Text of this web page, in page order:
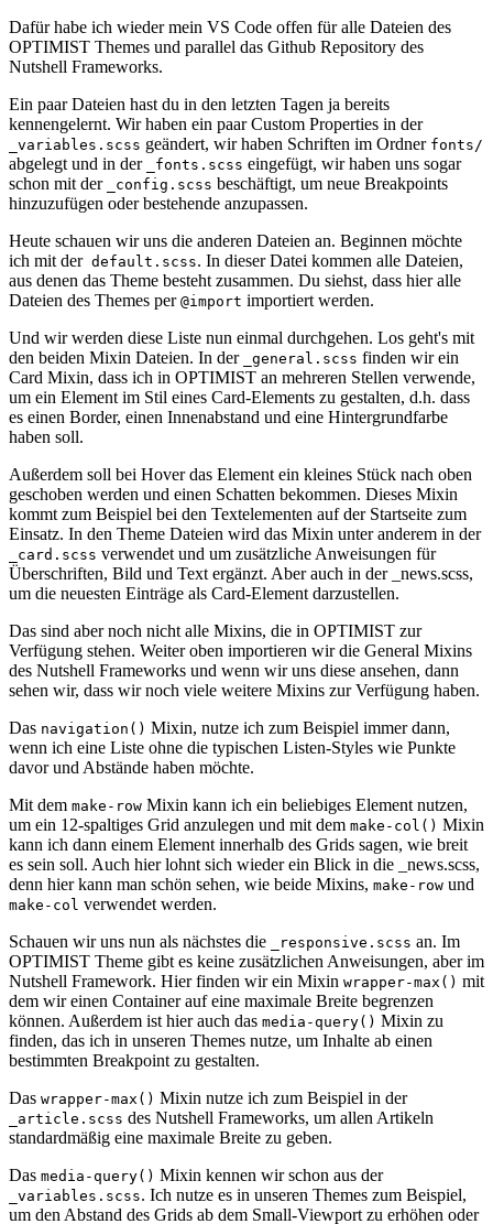
Dafür habe ich wieder mein VS Code offen für alle Dateien des
OPTIMIST Themes und parallel das Github Repository des
Nutshell Frameworks.
Ein paar Dateien hast du in den letzten Tagen ja bereits
kennengelernt. Wir haben ein paar Custom Properties in der
_variables.scss geändert, wir haben Schriften im Ordner fonts/
abgelegt und in der _fonts.scss eingefügt, wir haben uns sogar
schon mit der
_config.scss beschäftigt, um neue Breakpoints
hinzuzufügen oder bestehende anzupassen.
Heute schauen wir uns die anderen Dateien an. Beginnen möchte
ich mit derdefault.scss. In dieser Datei kommen alle Dateien,
aus denen das Theme besteht zusammen. Du siehst, dass hier alle
Dateien des Themes per @import importiert werden.
Und wir werden diese Liste nun einmal durchgehen. Los geht's mit
den beiden Mixin Dateien. In der
_general.scss finden wir ein
Card Mixin, dass ich in OPTIMIST an mehreren Stellen verwende,
um ein Element im Stil eines Card-Elements zu gestalten, d.h. dass
es einen Border, einen Innenabstand und eine Hintergrundfarbe
haben soll.
Außerdem soll bei Hover das Element ein kleines Stück nach oben
geschoben werden und einen Schatten bekommen. Dieses Mixin
kommt zum Beispiel bei den Textelementen auf der Startseite zum
Einsatz. In den Theme Dateien wird das Mixin unter anderem in der
_card.scss verwendet und um zusätzliche Anweisungen für
Überschriften, Bild und Text ergänzt. Aber auch in der _news.scss,
um die neuesten Einträge als Card-Element darzustellen.
Das sind aber noch nicht alle Mixins, die in OPTIMIST zur
Verfügung stehen. Weiter oben importieren wir die General Mixins
des Nutshell Frameworks und wenn wir uns diese ansehen, dann
sehen wir, dass wir noch viele weitere Mixins zur Verfügung haben.
Das navigation() Mixin, nutze ich zum Beispiel immer dann,
wenn ich eine Liste ohne die typischen Listen-Styles wie Punkte
davor und Abstände haben möchte.
Mit dem make-row Mixin kann ich ein beliebiges Element nutzen,
um ein 12-spaltiges Grid anzulegen und mit dem make-col() Mixin
kann ich dann einem Element innerhalb des Grids sagen, wie breit
es sein soll. Auch hier lohnt sich wieder ein Blick in die _news.scss,
denn hier kann man schön sehen, wie beide Mixins, make-row und
make-col verwendet werden.
Schauen wir uns nun als nächstes die
_responsive.scss an. Im
OPTIMIST Theme gibt es keine zusätzlichen Anweisungen, aber im
Nutshell Framework. Hier finden wir ein Mixin wrapper-max() mit
dem wir einen Container auf eine maximale Breite begrenzen
können. Außerdem ist hier auch das media-query() Mixin zu
finden, das ich in unseren Themes nutze, um Inhalte ab einen
bestimmten Breakpoint zu gestalten.
Das wrapper-max() Mixin nutze ich zum Beispiel in der
_article.scss des Nutshell Frameworks, um allen Artikeln
standardmäßig eine maximale Breite zu geben.
Das media-query() Mixin kennen wir schon aus der
_variables.scss. Ich nutze es in unseren Themes zum Beispiel,
um den Abstand des Grids ab dem Small-Viewport zu erhöhen oder